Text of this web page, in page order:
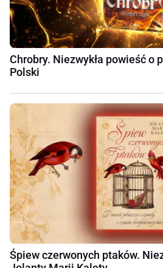
Chrobry. Niezwykła powieść o
Polski
Śpiew czerwonych ptaków.